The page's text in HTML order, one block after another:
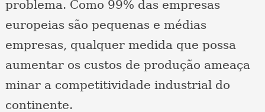
problema. Como 99% das empresas
europeias são pequenas e médias
empresas, qualquer medida que possa
aumentar os custos de produção ameaça
minar a competitividade industrial do
continente.